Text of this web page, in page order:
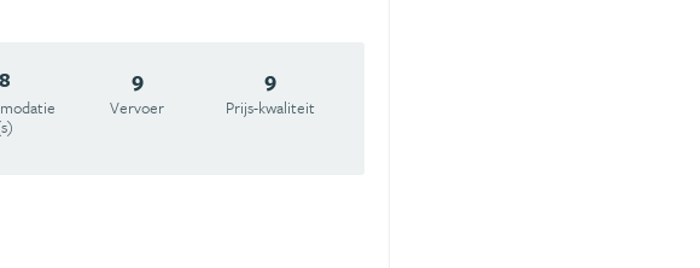
8 9
Vervoer
9
Prijs-kwaliteit